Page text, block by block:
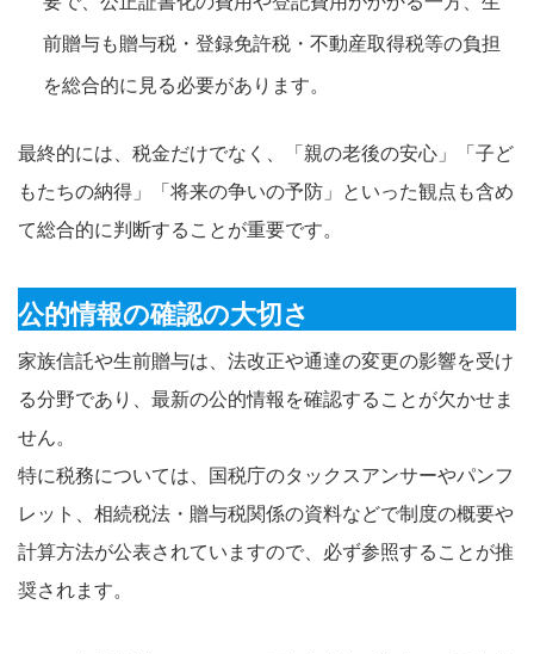
前贈与も贈与税・登録免許税・不動産取得税等の負担
を総合的に見る必要があります。
最終的には、税金だけでなく、「親の老後の安心」「子ど
もたちの納得」「将来の争いの予防」といった観点も含め
て総合的に判断することが重要です。
公的情報の確認の大切さ
家族信託や生前贈与は、法改正や通達の変更の影響を受け
る分野であり、最新の公的情報を確認することが欠かせま
せん。
特に税務については、国税庁のタックスアンサーやパンフ
レット、相続税法・贈与税関係の資料などで制度の概要や
計算方法が公表されていますので、必ず参照することが推
奨されます。